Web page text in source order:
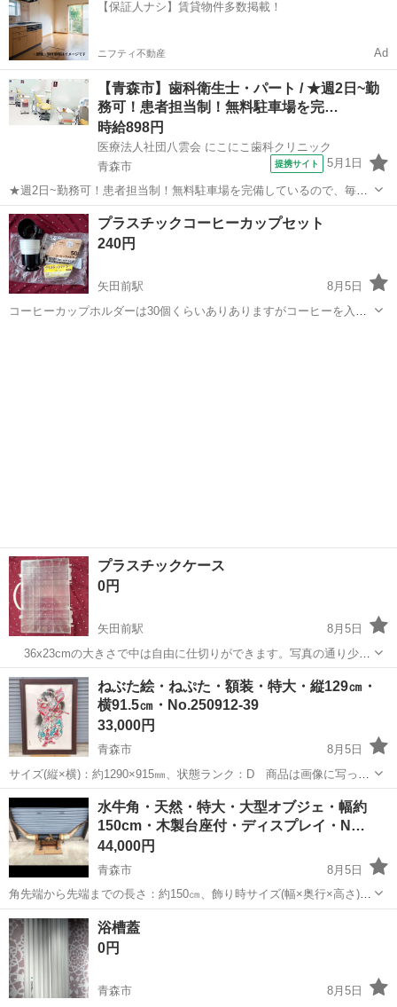
【保証人ナシ】賃貸物件多数掲載！
ニフティ不動産 Ad
【青森市】歯科衛生士・パート / ★週2日~勤
務可！患者担当制！無料駐車場を完…
時給898円
医療法人社団八雲会 にこにこ歯科クリニック
青森市
提携サイト 5月1日
★週2日~勤務可！患者担当制！無料駐車場を完備しているので、毎日
快適に通勤できます★ 時給： 898円~1,600円 アクセス：東北新幹線
新青森 徒歩12分;北海道新幹線 新青森 徒歩12分;奥羽本線[新庄~青森]
新...
青森 青森市 歯科衛生士
プラスチックコーヒーカップセット
240円
矢田前駅
8月5日
コーヒーカップホルダーは30個くらいありありますがコーヒーを入れ
プラスチックケース
0円
矢田前駅
8月5日
傷がありますのでそれでも良ければお譲りします。持ち運びしたり壁
にかけることもできるようですが、蓋を締める金具？が不足してい
る...
青森 青森市 矢田前駅 その他 プラスチック
ねぶた絵・ねぷた・額装・特大・縦129㎝・
横91.5㎝・No.250912-39
33,000円
青森市
8月5日
サイズ(縦×横)：約1290×915㎜、状態ランク：D 商品は画像に写って
いるものが全てです。ねぶた絵の描かれた紙にシミ汚れ、額縁に劣化
が見受けられます。その他状態は画像をご確認ください。 ※お問い合
わせやご来店予定の...
青森 青森市 その他
水牛角・天然・特大・大型オブジェ・幅約
150cm・木製台座付・ディスプレイ・N…
44,000円
青森市
8月5日
角先端から先端までの長さ：約150㎝、飾り時サイズ(幅×奥行×高さ)：
約150×27×70㎝、状態ランク：C 商品は画像に写っているものが全て
です。水牛角に小キズやヨゴレ、中央レリーフに青サビが見受けられ
ます。その他状態は画...
青森 青森市 その他
浴槽蓋
0円
青森市
8月5日